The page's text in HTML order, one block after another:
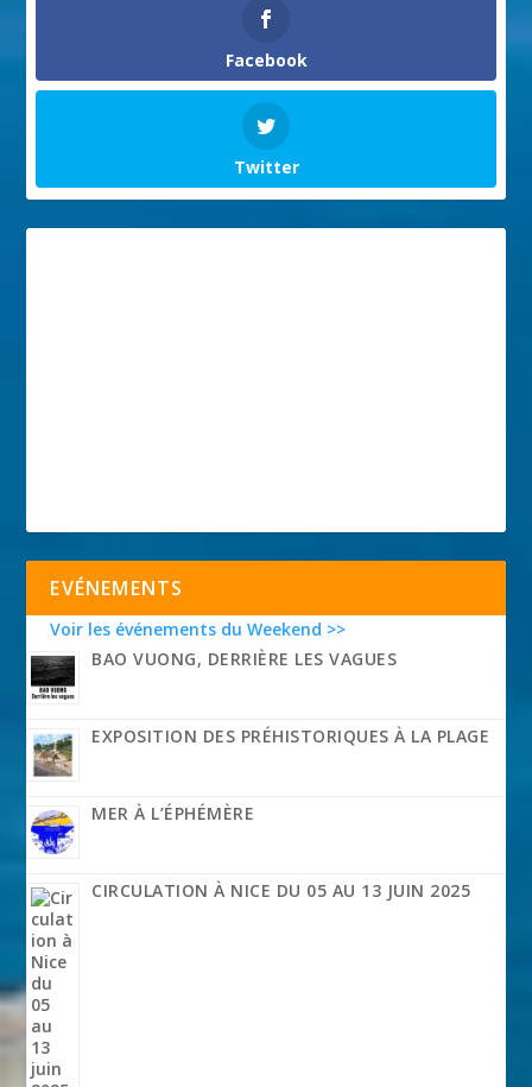
Facebook
Twitter
EVÉNEMENTS
Voir les événements du Weekend >>
BAO VUONG, DERRIÈRE LES VAGUES
EXPOSITION DES PRÉHISTORIQUES À LA PLAGE
MER À L’ÉPHÉMÈRE
CIRCULATION À NICE DU 05 AU 13 JUIN 2025